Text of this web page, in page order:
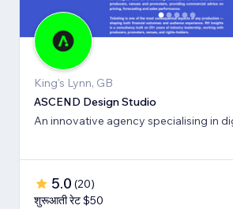
King's Lynn, GB
ASCEND Design Studio
An innovative agency specialising in
5.0 (20)
शुरूआती रेट $50